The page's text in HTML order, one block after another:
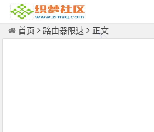
首页 路由器限速 正文